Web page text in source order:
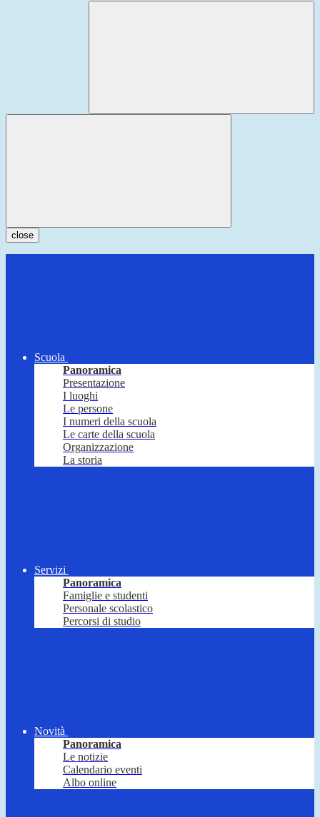
close
Scuola
Panoramica
Presentazione
I luoghi
Le persone
I numeri della scuola
Le carte della scuola
Organizzazione
La storia
Servizi
Panoramica
Famiglie e studenti
Personale scolastico
Percorsi di studio
Novità
Panoramica
Le notizie
Calendario eventi
Albo online